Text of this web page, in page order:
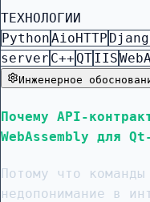
ТЕХНОЛОГИИ
PythonAioHTTP
server C++ QTIIS
Инженерное
Почему API-
WebAssembly для
Потому что
недопонимание в